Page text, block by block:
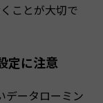
ことが大切で
定に注意
データローミン